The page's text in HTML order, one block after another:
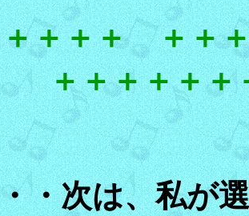
＋＋＋＋ ＋＋
＋＋＋＋＋
・次は、私が